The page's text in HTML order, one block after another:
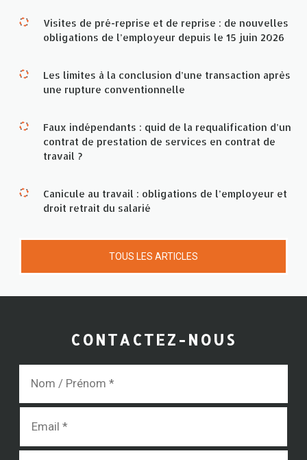
Visites de pré-reprise et de reprise : de nouvelles
obligations de l’employeur depuis le 15 juin 2026
Les limites à la conclusion d’une transaction après
une rupture conventionnelle
Faux indépendants : quid de la requalification d’un
contrat de prestation de services en contrat de
travail ?
Canicule au travail : obligations de l’employeur et
droit retrait du salarié
TOUS LES ARTICLES
CONTACTEZ-NOUS